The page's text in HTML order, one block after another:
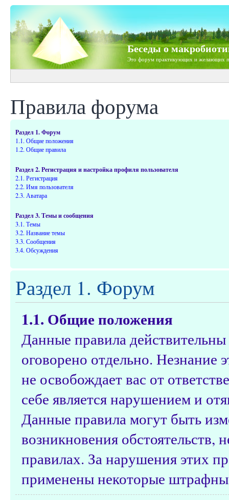
Беседы о
Это форум практикующих и желающих
Правила форума
Раздел 1. Форум
1.1. Общие положения
1.2. Общие правила
Раздел 2. Регистрация и настройка профиля пользователя
2.1. Регистрация
2.2. Имя пользователя
2.3. Аватара
Раздел 3. Темы и сообщения
3.1. Темы
3.2. Название темы
3.3. Сообщения
3.4. Обсуждения
Раздел 1. Форум
1.1. Общие положения
Данные правила
оговорено отдельно. Незнание
не освобождает вас от
себе является нарушением и
Данные правила могут быть
возникновения
правилах. За нарушения этих
применены некоторые